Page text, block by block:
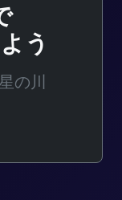
う
の川